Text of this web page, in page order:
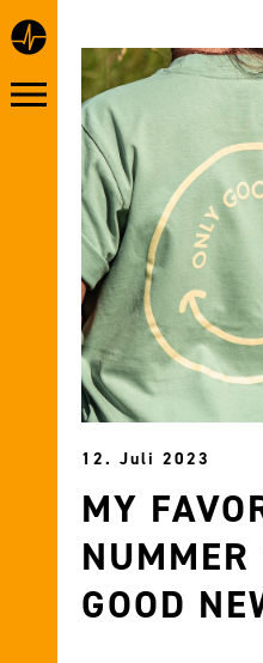
12. Juli 2023
MY
GOOD